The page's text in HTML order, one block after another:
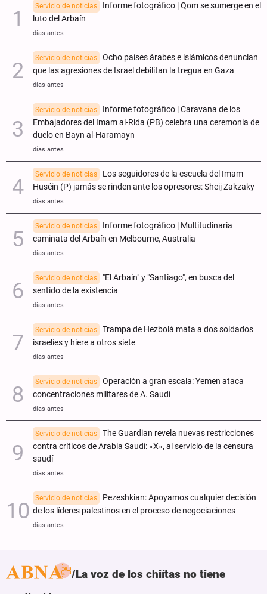
Servicio de noticias
Informe fotográfico | Qom se sumerge en el
luto del Arbaín
días antes
Servicio de noticias
Ocho países árabes e islámicos denuncian
que las agresiones de Israel debilitan la tregua en Gaza
días antes
Servicio de noticias
Informe fotográfico | Caravana de los
Embajadores del Imam al-Rida (PB) celebra una ceremonia de
duelo en Bayn al-Haramayn
días antes
Servicio de noticias
Los seguidores de la escuela del Imam
Huséin (P) jamás se rinden ante los opresores: Sheij Zakzaky
días antes
Servicio de noticias
Informe fotográfico | Multitudinaria
caminata del Arbaín en Melbourne, Australia
días antes
Servicio de noticias
"El Arbaín" y "Santiago", en busca del
sentido de la existencia
días antes
Servicio de noticias
Trampa de Hezbolá mata a dos soldados
israelíes y hiere a otros siete
días antes
Servicio de noticias
Operación a gran escala: Yemen ataca
concentraciones militares de A. Saudí
días antes
Servicio de noticias
The Guardian revela nuevas restricciones
contra críticos de Arabia Saudí: «X», al servicio de la censura
saudí
días antes
Servicio de noticias
Pezeshkian: Apoyamos cualquier decisión
de los líderes palestinos en el proceso de negociaciones
días antes
La voz de los chiítas no tiene